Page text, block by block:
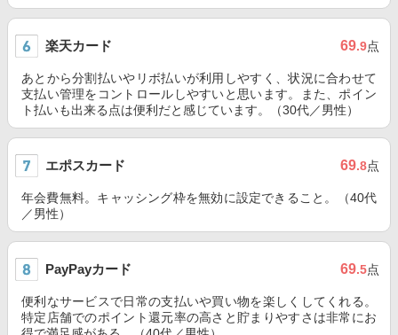
楽天カード 69.9点
あとから分割払いやリボ払いが利用しやすく、状況に合わせて
支払い管理をコントロールしやすいと思います。また、ポイン
ト払いも出来る点は便利だと感じています。（30代／男性）
エポスカード 69.8点
年会費無料。キャッシング枠を無効に設定できること。（40代
／男性）
PayPayカード 69.5点
便利なサービスで日常の支払いや買い物を楽しくしてくれる。
特定店舗でのポイント還元率の高さと貯まりやすさは非常にお